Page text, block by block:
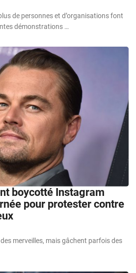
de personnes et d’organisations font
démonstrations …
boycotté Instagram
pour protester contre
merveilles, mais gâchent parfois des